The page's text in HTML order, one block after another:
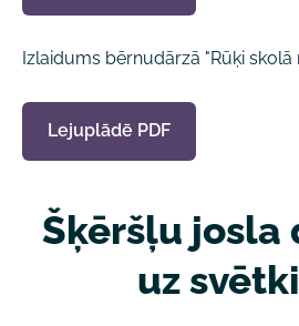
Izlaidums bērnudārzā "Rūķi skolā
Lejuplādē PDF
Šķēršļu josla
uz